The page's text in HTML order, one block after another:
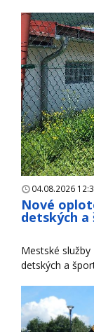
04.08.2026
Nové
detských
Mestské
detských a